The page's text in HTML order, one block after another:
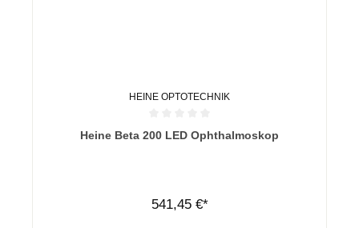
HEINE OPTOTECHNIK
Durchschnittliche Bewertung von 0 von 5 Sternen
Heine Beta 200 LED Ophthalmoskop
541,45 €*